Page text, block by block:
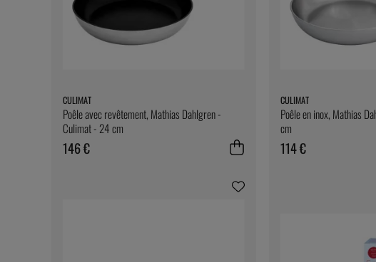
CULIMAT
Poêle avec revêtement, Mathias Dahlgren -
Culimat - 24 cm
146 €
CULIMAT
Poêle en inox, Mathias
cm
114 €